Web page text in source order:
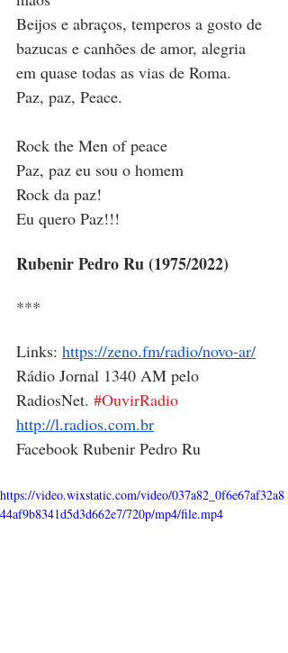
Beijos e abraços, temperos a gosto de
bazucas e canhões de amor, alegria
em quase todas as vias de Roma.
Paz, paz, Peace.
Rock the Men of peace
Paz, paz eu sou o homem
Rock da paz!
Eu quero Paz!!!
Rubenir Pedro Ru (1975/2022)
***
Links: https://zeno.fm/radio/novo-ar/
Rádio Jornal 1340 AM pelo
RadiosNet. #OuvirRadio
http://l.radios.com.br
Facebook Rubenir Pedro Ru
https://video.wixstatic.com/video/037a82_0f6e67af32a8
44af9b8341d5d3d662e7/720p/mp4/file.mp4